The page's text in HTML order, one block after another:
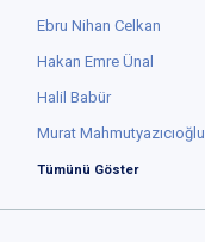
Ebru Nihan Celkan
Hakan Emre Ünal
Halil Babür
Murat Mahmutyazıcıoğlu
Tümünü Göster